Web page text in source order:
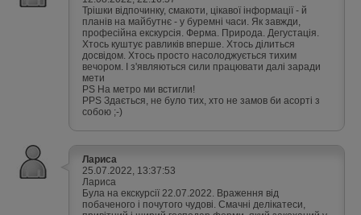
Трішки відпочинку, смакоти, цікавої інформації - й
планів на майбутнє - у буремні часи. Як завжди,
професійна екскурсія. Ферма. Природа. Дегустація.
Хтось куштує равликів вперше. Хтось ділиться
досвідом. Хтось просто насолоджується тихим
вечором. І з'являються сили працювати далі заради
мети
PS На метро ми встигли!
PPS Здається, не було тих, хто не замов би асорті з
собою ;-)
Лариса
25.07.2022, 13:37:53
Лариса
Була на екскурсії 22.07.2022. Враження від
побаченого і почутого чудові. Смачні делікатеси,